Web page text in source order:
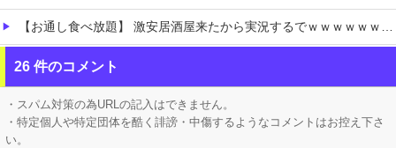
【お通し食べ放題】 激安居酒屋来たから実況するでｗｗｗｗｗｗｗｗ（画像あり）
【消費税1%になったら】 町のお弁当屋さん「申し訳ないがその分商品代を値上げして店頭価格を変えない」
お高いテント、盗まれそうで怖くない？
26 件のコメント
・スパム対策の為URLの記入はできません。
・特定個人や特定団体を酷く誹謗・中傷するようなコメントはお控え下さ
い。